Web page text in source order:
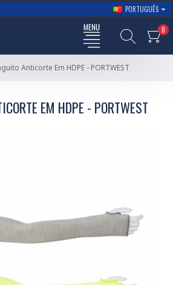
PORTUGUÊS
0
Anticorte Em HDPE - PORTWEST
EM HDPE - PORTWEST